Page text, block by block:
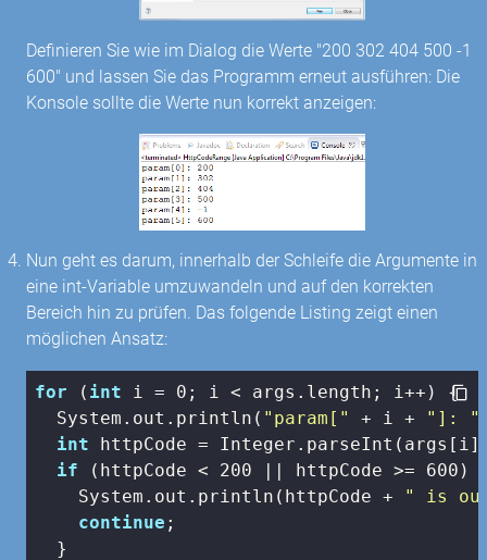
Definieren Sie wie im Dialog die Werte "200 302 404 500 -1
600" und lassen Sie das Programm erneut ausführen: Die
Konsole sollte die Werte nun korrekt anzeigen:
Nun geht es darum, innerhalb der Schleife die Argumente in
eine int-Variable umzuwandeln und auf den korrekten
Bereich hin zu prüfen. Das folgende Listing zeigt einen
möglichen Ansatz:
for ( int i = 0 ; i < args.length; i++) {
  System.out.println(
"param[" + i + "]: "
int httpCode =
if (httpCode < 200 || httpCode >= 600 )
    System.out.println(httpCode +
" is
continue ;
  }